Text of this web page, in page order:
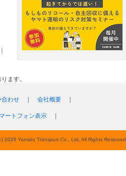
ます。
合わせ 会社概要
ートフォン表示
2026 Yamato Transport Co., Ltd. All Rights Reserved.